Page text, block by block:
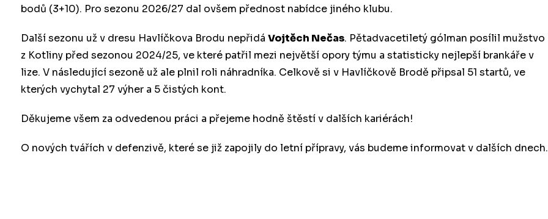
bodů (3+10). Pro sezonu 2026/27 dal ovšem přednost nabídce jiného klubu.
Další sezonu už v dresu Havlíčkova Brodu nepřidá Vojtěch Nečas. Pětadvacetiletý gólman posílil mužstvo
z Kotliny před sezonou 2024/25, ve které patřil mezi největší opory týmu a statisticky nejlepší brankáře v
lize. V následující sezoně už ale plnil roli náhradníka. Celkově si v Havlíčkově Brodě připsal 51 startů, ve
kterých vychytal 27 výher a 5 čistých kont.
Děkujeme všem za odvedenou práci a přejeme hodně štěstí v dalších kariérách!
O nových tvářích v defenzivě, které se již zapojily do letní přípravy, vás budeme informovat v dalších dnech.